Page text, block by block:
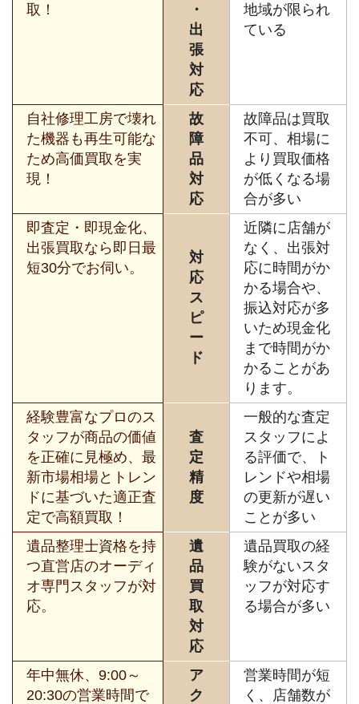
取！
・
出
張
対
応
地域が限られ
ている
自社修理工房で壊れ
た機器も再生可能な
ため高価買取を実
現！
故
障
品
対
応
故障品は買取
不可、相場に
より買取価格
が低くなる場
合が多い
即査定・即現金化、
出張買取なら即日最
短30分でお伺い。
対
応
ス
ピ
ー
ド
近隣に店舗が
なく、出張対
応に時間がか
かる場合や、
振込対応が多
いため現金化
まで時間がか
かることがあ
ります。
経験豊富なプロのス
タッフが商品の価値
を正確に見極め、最
新市場相場とトレン
ドに基づいた適正査
定で高額買取！
査
定
精
度
一般的な査定
スタッフによ
る評価で、ト
レンドや相場
の更新が遅い
ことが多い
遺品整理士資格を持
つ直営店のオーディ
オ専門スタッフが対
応。
遺
品
買
取
対
応
遺品買取の経
験がないスタ
ッフが対応す
る場合が多い
年中無休、9:00～
20:30の営業時間で
ア
ク
営業時間が短
く、店舗数が